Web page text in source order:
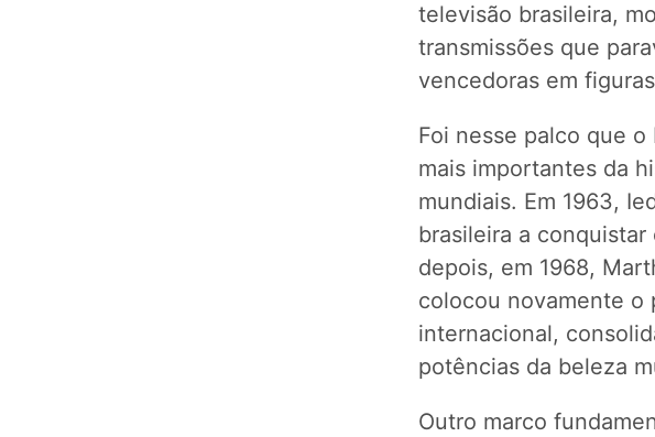
televisão brasileira,
transmissões que
vencedoras em
Foi nesse palco que
mais importantes da
mundiais. Em 1963,
brasileira a
depois, em 1968,
colocou novamente o
internacional,
potências da beleza
Outro marco